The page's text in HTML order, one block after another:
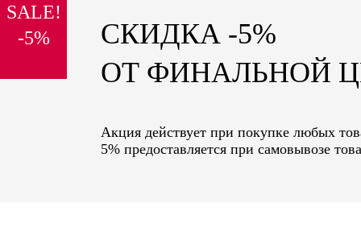
sale
надо брать
sale
SALE!
-5%
СКИДКА -5%
ОТ ФИНАЛЬНОЙ
Акция действует при покупке любых
5% предоставляется при самовывозе